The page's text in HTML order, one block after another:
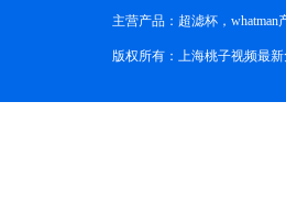
主营产品：超滤杯，whatman
版权所有：上海桃子视频最